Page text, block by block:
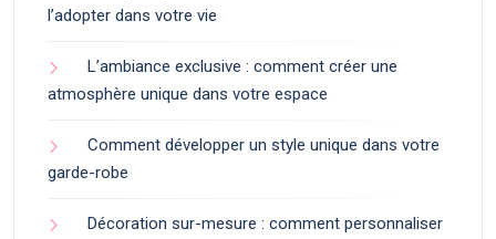
l’adopter dans votre vie
L’ambiance exclusive : comment créer une
atmosphère unique dans votre espace
Comment développer un style unique dans votre
garde-robe
Décoration sur-mesure : comment personnaliser